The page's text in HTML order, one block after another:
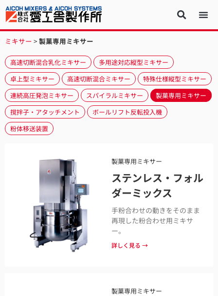
ミキサー > 製菓専用ミキサー
高速切断混合乳化ミキサー
多用途対応縦型ミキサー
卓上型ミキサー
高速切断混合ミキサー
特殊仕様縦型ミキサー
連続高圧発泡ミキサー
スパイラルミキサー
製菓専用ミキサー
撹拌子・アタッチメント
ボールリフト反転投入機
粉体移送装置
製菓専用ミキサー
ステンレス・フォル
ダーミックス
手粉合わせの動きをそのまま
再現した粉合わせ用ミキサ
ー。
詳しく見る →
製菓専用ミキサー